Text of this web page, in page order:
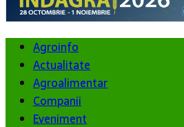
Agroinfo
Actualitate
Agroalimentar
Companii
Eveniment